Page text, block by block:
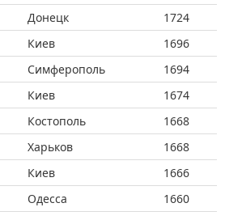
Донецк
1724
Киев
1696
Симферополь
1694
Киев
1674
Костополь
1668
Харьков
1668
Киев
1666
Одесса
1660